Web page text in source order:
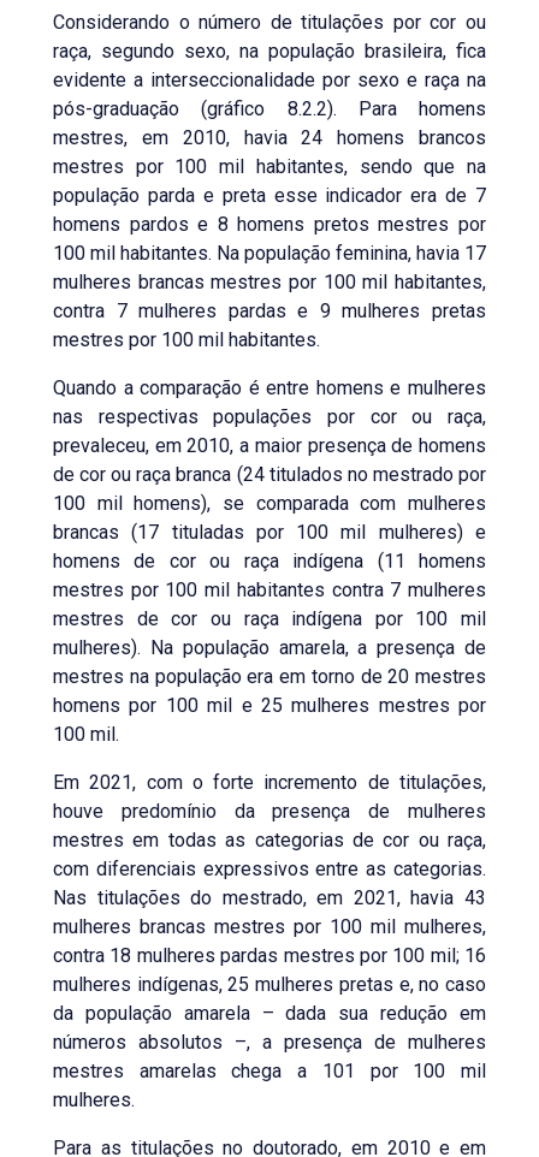
Considerando o número de titulações por cor ou
raça, segundo sexo, na população brasileira, fica
evidente a interseccionalidade por sexo e raça na
pós-graduação (gráfico 8.2.2). Para homens
mestres, em 2010, havia 24 homens brancos
mestres por 100 mil habitantes, sendo que na
população parda e preta esse indicador era de 7
homens pardos e 8 homens pretos mestres por
100 mil habitantes. Na população feminina, havia 17
mulheres brancas mestres por 100 mil habitantes,
contra 7 mulheres pardas e 9 mulheres pretas
mestres por 100 mil habitantes.
Quando a comparação é entre homens e mulheres
nas respectivas populações por cor ou raça,
prevaleceu, em 2010, a maior presença de homens
de cor ou raça branca (24 titulados no mestrado por
100 mil homens), se comparada com mulheres
brancas (17 tituladas por 100 mil mulheres) e
homens de cor ou raça indígena (11 homens
mestres por 100 mil habitantes contra 7 mulheres
mestres de cor ou raça indígena por 100 mil
mulheres). Na população amarela, a presença de
mestres na população era em torno de 20 mestres
homens por 100 mil e 25 mulheres mestres por
100 mil.
Em 2021, com o forte incremento de titulações,
houve predomínio da presença de mulheres
mestres em todas as categorias de cor ou raça,
com diferenciais expressivos entre as categorias.
Nas titulações do mestrado, em 2021, havia 43
mulheres brancas mestres por 100 mil mulheres,
contra 18 mulheres pardas mestres por 100 mil; 16
mulheres indígenas, 25 mulheres pretas e, no caso
da população amarela – dada sua redução em
números absolutos –, a presença de mulheres
mestres amarelas chega a 101 por 100 mil
mulheres.
Para as titulações no doutorado, em 2010 e em